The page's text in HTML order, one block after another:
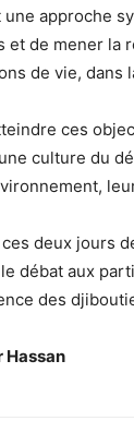
une approche
et de mener la
de vie, dans
ces
culture du
deux jours
débat aux
des
Hassan